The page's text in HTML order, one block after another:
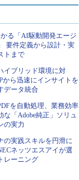
る「AI駆動開発エージ
要件定義から設計・実
トまで
イブリッド環境に対
から迅速にインサイトを
データ統合
を自動処理、業務効率
な「Adobe純正」ソリュ
の実力
の実践スキルを円滑に
ネッツエスアイが選
レーニング